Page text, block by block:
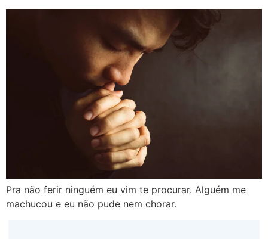
Pra não ferir ninguém eu vim te procurar. Alguém me
machucou e eu não pude nem chorar.